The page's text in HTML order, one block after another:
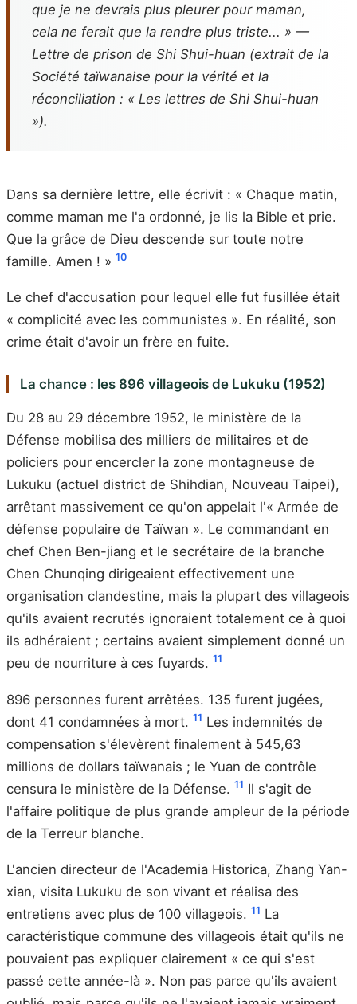
que je ne devrais plus pleurer pour maman,
cela ne ferait que la rendre plus triste... » —
Lettre de prison de Shi Shui-huan (extrait de la
Société taïwanaise pour la vérité et la
réconciliation : « Les lettres de Shi Shui-huan
»).
Dans sa dernière lettre, elle écrivit : « Chaque matin,
comme maman me l'a ordonné, je lis la Bible et prie.
Que la grâce de Dieu descende sur toute notre
famille. Amen ! » 10
Le chef d'accusation pour lequel elle fut fusillée était
« complicité avec les communistes ». En réalité, son
crime était d'avoir un frère en fuite.
La chance : les 896 villageois de Lukuku (1952)
Du 28 au 29 décembre 1952, le ministère de la
Défense mobilisa des milliers de militaires et de
policiers pour encercler la zone montagneuse de
Lukuku (actuel district de Shihdian, Nouveau Taipei),
arrêtant massivement ce qu'on appelait l'« Armée de
défense populaire de Taïwan ». Le commandant en
chef Chen Ben-jiang et le secrétaire de la branche
Chen Chunqing dirigeaient effectivement une
organisation clandestine, mais la plupart des villageois
qu'ils avaient recrutés ignoraient totalement ce à quoi
ils adhéraient ; certains avaient simplement donné un
peu de nourriture à ces fuyards. 11
896 personnes furent arrêtées. 135 furent jugées,
dont 41 condamnées à mort. 11 Les indemnités de
compensation s'élevèrent finalement à 545,63
millions de dollars taïwanais ; le Yuan de contrôle
censura le ministère de la Défense. 11 Il s'agit de
l'affaire politique de plus grande ampleur de la période
de la Terreur blanche.
L'ancien directeur de l'Academia Historica, Zhang Yan-
xian, visita Lukuku de son vivant et réalisa des
entretiens avec plus de 100 villageois. 11 La
caractéristique commune des villageois était qu'ils ne
pouvaient pas expliquer clairement « ce qui s'est
passé cette année-là ». Non pas parce qu'ils avaient